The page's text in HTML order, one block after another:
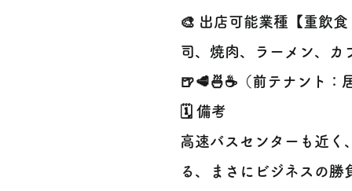
🎨 出店可能業種【重飲
司、焼肉、ラーメン、カ
🍺🥩🍜☕️（前テナント：
🗓️ 備考
高速バスセンターも近く
る、まさにビジネスの勝